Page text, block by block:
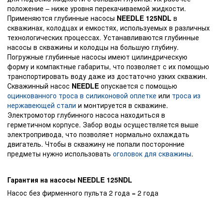
положение – ниже уровня перекачиваемой жидкости.
Применяются глубинные насосы NEEDLE 125NDL в
скважинах, колодцах и емкостях, используемых в различных
технологических процессах. Устанавливаются глубинные
насосы в скважины и колодцы на большую глубину.
Погружные глубинные насосы имеют цилиндрическую
форму и компактные габариты, что позволяет с их помощью
транспортировать воду даже из достаточно узких скважин.
Скважинный насос NEEDLE опускается с помощью
оцинкованного троса в силиконовой оплетке или троса из
нержавеющей стали и монтируется в скважине.
Электромотор глубинного насоса находиться в
герметичном корпусе. Забор воды осуществляется выше
электропривода, что позволяет нормально охлаждать
двигатель. Чтобы в скважину не попали посторонние
предметы нужно использовать оголовок для скважины.
Гарантия на насосы NEEDLE 125NDL
Насос без фирменного пульта 2 года = 2 года